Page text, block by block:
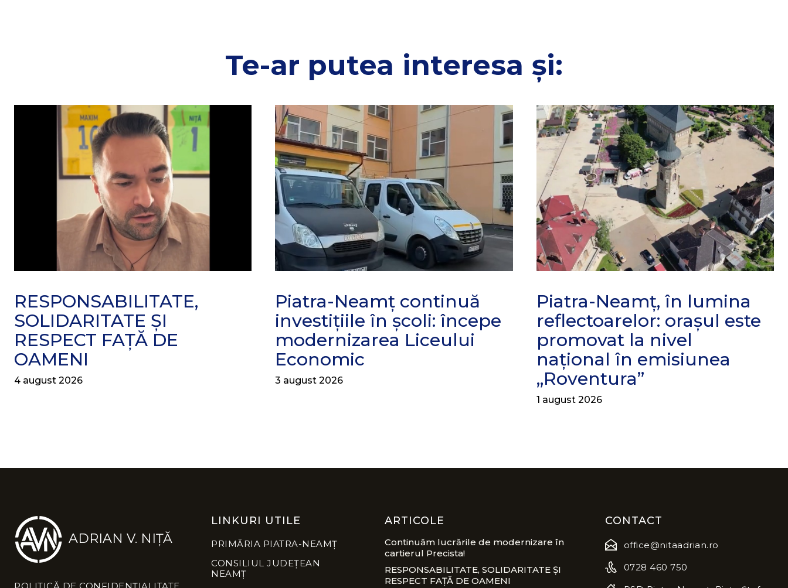
Te-ar putea interesa și:
RESPONSABILITATE,
SOLIDARITATE ȘI
RESPECT FAȚĂ DE
OAMENI
4 august 2026
Piatra-Neamț continuă
investițiile în școli: începe
modernizarea Liceului
Economic
3 august 2026
Piatra-Neamț, în lumina
reflectoarelor: orașul este
promovat la nivel
național în emisiunea
„Roventura”
1 august 2026
ADRIAN V. NIȚĂ
LINKURI UTILE
PRIMĂRIA PIATRA-NEAMȚ
CONSILIUL JUDEȚEAN
NEAMȚ
ARTICOLE
Continuăm lucrările de modernizare în
cartierul Precista!
RESPONSABILITATE, SOLIDARITATE ȘI
RESPECT FAȚĂ DE OAMENI
CONTACT
office@nitaadrian.ro
0728 460 750